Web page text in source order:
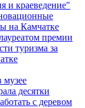
и краеведение"
на Камчатке
премии
туризма за
музее
десятки
с деревом